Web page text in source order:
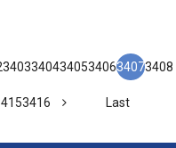
340334043405340634073408
3416 Last